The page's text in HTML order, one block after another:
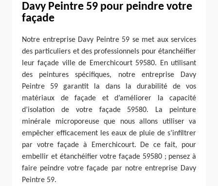
Davy Peintre 59 pour peindre votre
façade
Notre entreprise Davy Peintre 59 se met aux services
des particuliers et des professionnels pour étanchéifier
leur façade ville de Emerchicourt 59580. En utilisant
des peintures spécifiques, notre entreprise Davy
Peintre 59 garantit la dans la durabilité de vos
matériaux de façade et d’améliorer la capacité
d’isolation de votre façade 59580. La peinture
minérale microporeuse que nous allons utiliser va
empêcher efficacement les eaux de pluie de s’infiltrer
par votre façade à Emerchicourt. De ce fait, pour
embellir et étanchéifier votre façade 59580 ; pensez à
faire peindre votre façade par notre entreprise Davy
Peintre 59.